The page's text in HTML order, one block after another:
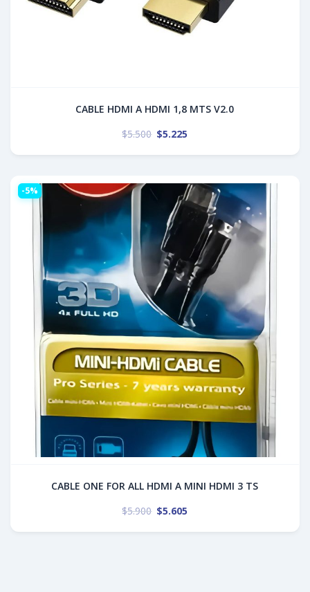
CABLE HDMI A HDMI 1,8 MTS V2.0
$5.500 $5.225
-5%
CABLE ONE FOR ALL HDMI A MINI HDMI 3 TS
$5.900 $5.605